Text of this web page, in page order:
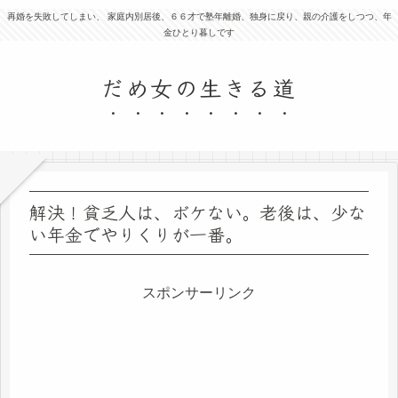
再婚を失敗してしまい、 家庭内別居後、６６才で塾年離婚、独身に戻り、親の介護をしつつ、年
金ひとり暮しです
だめ女の生きる道
解決！貧乏人は、ボケない。老後は、少な
い年金でやりくりが一番。
スポンサーリンク